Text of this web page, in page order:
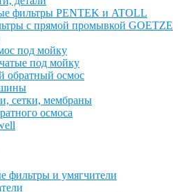
фильтры PENTEK и ATOLL
с прямой промывкой GOETZE
под мойку
под мойку
обратный осмос
сетки, мембраны
осмоса
фильтры и умягчители